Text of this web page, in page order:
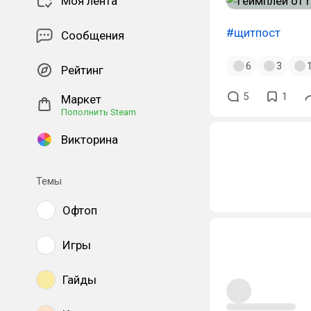
Сообщения
Рейтинг
Маркет
Пополнить Steam
Викторина
Темы
Офтоп
Игры
Гайды
#щитпост
6 3
5 1